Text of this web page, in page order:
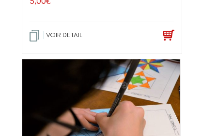
VOIR DETAIL